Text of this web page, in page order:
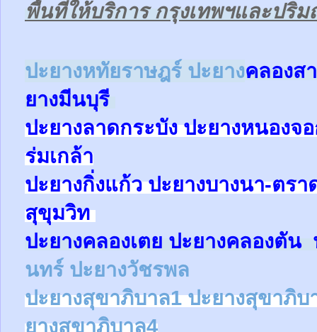
พื้นที่ให้บริการ กรุงเทพฯและปริ
ปะยางหทัยราษฎร์ ปะยางคลองส
ยางมีนบุรี
ปะยางลาดกระบัง ปะยางหนองจ
ร่มเกล้า
ปะยางกิ่งแก้วปะยางบางนา-ตร
สุขุมวิท
ปะยางคลองเตย ปะยางคลองตัน
นทร์ ปะยางวัชรพล
ปะยางสุขาภิบาล1ปะยางสุขาภิบ
ยางสุขาภิบาล4